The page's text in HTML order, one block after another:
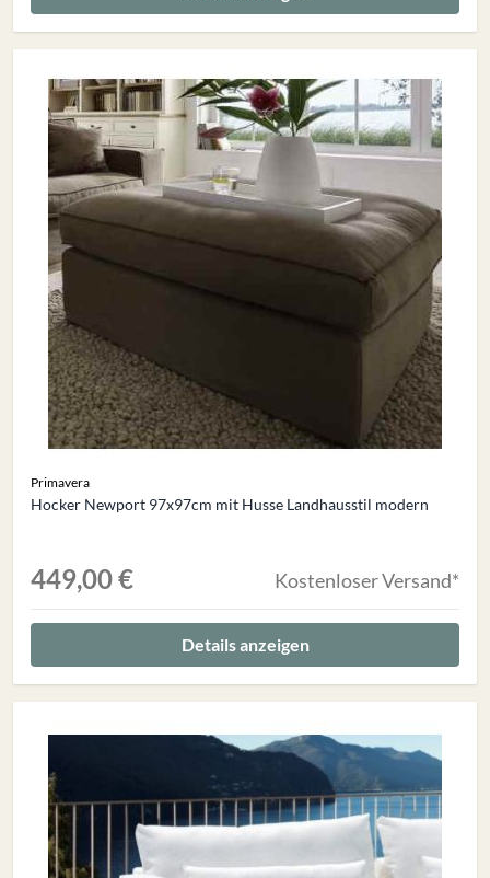
Primavera
Hocker Newport 97x97cm mit Husse Landhausstil modern
449,00 € Kostenloser Versand*
Details anzeigen